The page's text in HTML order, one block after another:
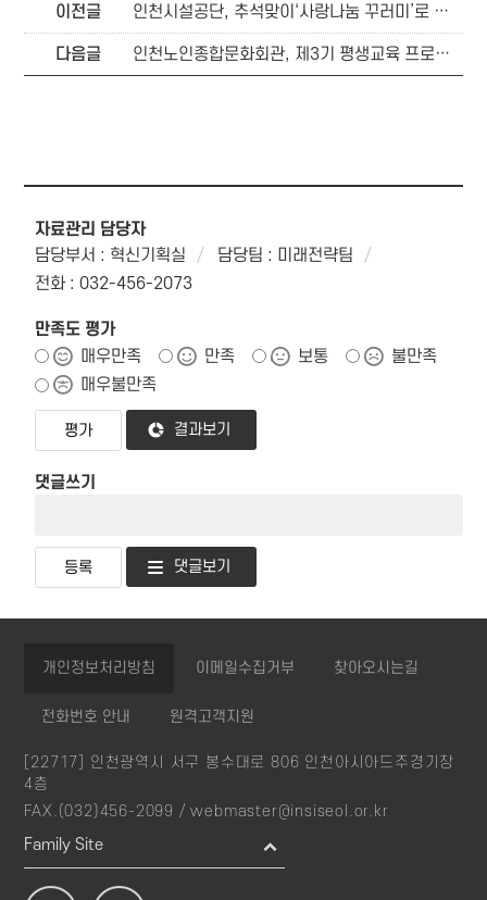
이전글 인천시설공단, 추석맞이‘사랑나눔 꾸러미’로 따뜻한 마음 나눠
다음글 인천노인종합문화회관, 제3기 평생교육 프로그램 개강
자료관리 담당자
담당부서 : 혁신기획실
담당팀 : 미래전략팀
전화 : 032-456-2073
만족도 평가
매우만족
만족 보통
불만족
매우불만족
결과보기
댓글쓰기
댓글보기
개인정보처리방침 이메일수집거부 찾아오시는길
전화번호 안내 원격고객지원
[22717] 인천광역시 서구 봉수대로 806 인천아시아드주경기장
4층
FAX.(032)456-2099 /webmaster@insiseol.or.kr
Family Site